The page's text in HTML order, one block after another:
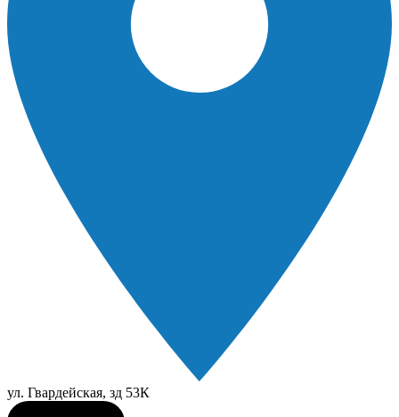
ул. Гвардейская, зд 53К